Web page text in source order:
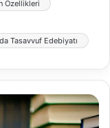
Özellikleri
Tasavvuf Edebiyatı